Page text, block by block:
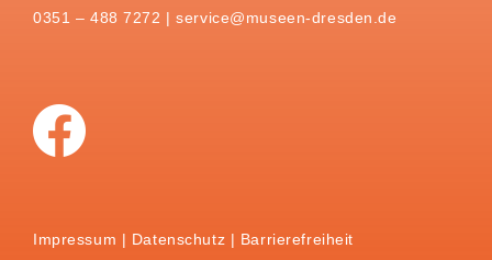
0351 – 488 7272 |service@museen-dresden.de
Impressum Datenschutz Barrierefreiheit